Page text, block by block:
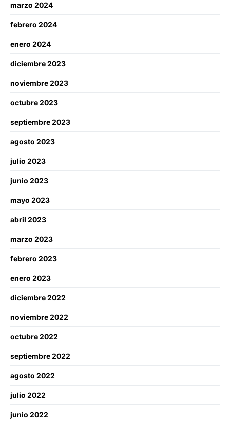
marzo 2024
febrero 2024
enero 2024
diciembre 2023
noviembre 2023
octubre 2023
septiembre 2023
agosto 2023
julio 2023
junio 2023
mayo 2023
abril 2023
marzo 2023
febrero 2023
enero 2023
diciembre 2022
noviembre 2022
octubre 2022
septiembre 2022
agosto 2022
julio 2022
junio 2022